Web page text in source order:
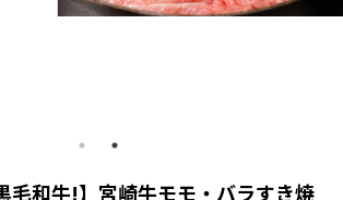
毛和牛!】宮崎牛モモ・バラすき焼